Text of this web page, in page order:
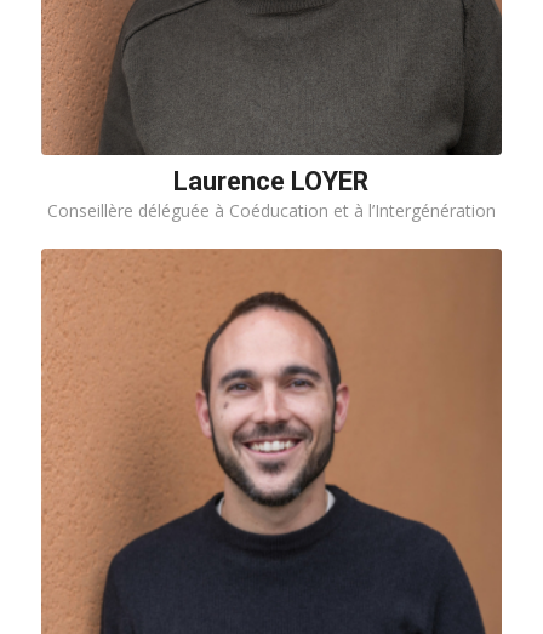
Laurence LOYER
Conseillère déléguée à Coéducation et à l’Intergénération